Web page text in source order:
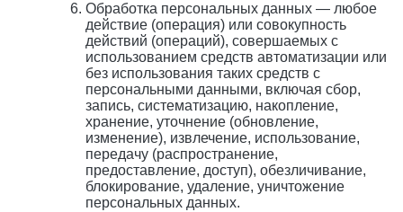
Обработка персональных данных — любое
действие (операция) или совокупность
действий (операций), совершаемых с
использованием средств автоматизации или
без использования таких средств с
персональными данными, включая сбор,
запись, систематизацию, накопление,
хранение, уточнение (обновление,
изменение), извлечение, использование,
передачу (распространение,
предоставление, доступ), обезличивание,
блокирование, удаление, уничтожение
персональных данных.